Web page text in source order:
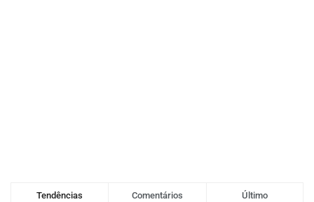
Tendências Comentários Último